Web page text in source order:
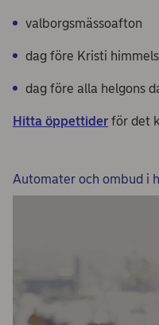
valborgsmässoafton
dag före Kristi
dag före alla helgons
Hitta öppettider för det
Automater och ombud i